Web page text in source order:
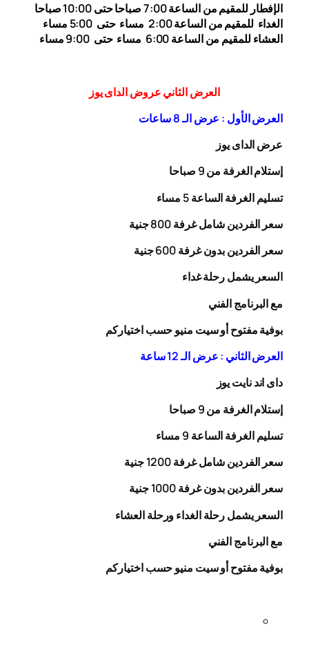
الإفطار للمقيم من الساعة 7:00 صباحا حتى 10:00
صباحا
الغداء للمقيم من الساعة 2:00 مساء حتى
5:00 مساء
العشاء للمقيم من الساعة 6:00 مساء حتى 9:00 مساء
العرض الثاني عروض الداى يوز
العرض الأول : عرض الـ 8 ساعات
عرض الداى يوز
إستلام الغرفة من 9 صباحا
تسليم الغرفة الساعة 5 مساء
سعر الفردين شامل غرفة
800 جنية
سعر الفردين بدون غرفة
600 جنية
السعر يشمل رحلةغداء
مع البرنامج الفني
بوفية مفتوح أو سيت منيو حسب اختياركم
العرض الثاني : عرض الـ 12 ساعة
داى اند نايت يوز
إستلام الغرفة من 9 صباحا
تسليم الغرفة الساعة 9 مساء
سعر الفردين شامل غرفة
1200
جنية
سعر الفردين بدون غرفة1000جنية
السعر يشمل رحلة الغداء ورحلة العشاء
مع البرنامج الفني
بوفية مفتوح أو سيت منيو حسب اختياركم